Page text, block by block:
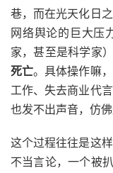
巷，而在光天化日
网络舆论的巨大压
家，甚至是科学家
死亡。具体操作嘛
工作、失去商业代
也发不出声音，仿
这个过程往往是这
不当言论，一个被